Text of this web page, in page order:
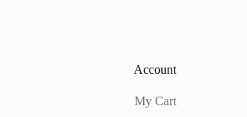
Account
My Cart